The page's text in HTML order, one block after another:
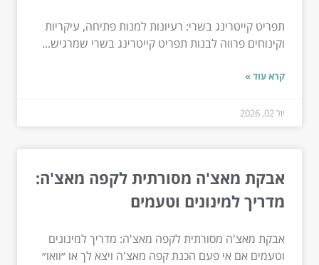
תפריט קייטרינג בשרי: רעיונות למנות פתיחה, עיקריות
וקינוחים פרווה לבנות תפריט קייטרינג בשרי שמרגיש...
קרא עוד »
יול 02, 2026
אבקת מאצ'ה מסורתית לקפה מאצ'ה:
מדריך למינונים וטעמים
אבקת מאצ'ה מסורתית לקפה מאצ'ה: מדריך למינונים
וטעמים אם אי פעם הכנת קפה מאצ'ה ויצא לך או ״וואו״